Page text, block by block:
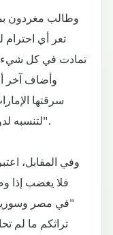
وطالب مغردون
تعر أي
تمادت في كل شيء،
وأضاف آخر
سرقتها
لتنسبه لدولتهم التي لا يتجاوز عمرها أربعين عاما".
وفي المقابل،
فلا يغضب إذا
"في مصر
تراثكم ما لم